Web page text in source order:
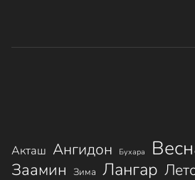
Акташ Ангидон Бухара
Заамин Зима Лангар